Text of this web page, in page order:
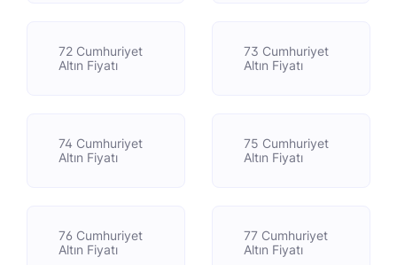
72 Cumhuriyet
Altın Fiyatı
73 Cumhuriyet
Altın Fiyatı
74 Cumhuriyet
Altın Fiyatı
75 Cumhuriyet
Altın Fiyatı
76 Cumhuriyet
Altın Fiyatı
77 Cumhuriyet
Altın Fiyatı